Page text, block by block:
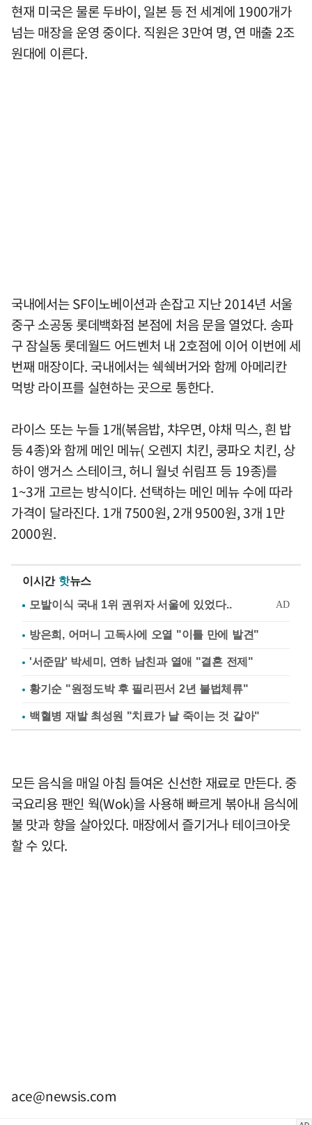
현재 미국은 물론 두바이, 일본 등 전 세계에 1900개가
넘는 매장을 운영 중이다. 직원은 3만여 명, 연 매출 2조
원대에 이른다.
국내에서는 SF이노베이션과 손잡고 지난 2014년 서울
중구 소공동 롯데백화점 본점에 처음 문을 열었다. 송파
구 잠실동 롯데월드 어드벤처 내 2호점에 이어 이번에 세
번째 매장이다. 국내에서는 쉑쉑버거와 함께 아메리칸
먹방 라이프를 실현하는 곳으로 통한다.
라이스 또는 누들 1개(볶음밥, 챠우면, 야채 믹스, 흰 밥
등 4종)와 함께 메인 메뉴( 오렌지 치킨, 쿵파오 치킨, 상
하이 앵거스 스테이크, 허니 월넛 쉬림프 등 19종)를
1~3개 고르는 방식이다. 선택하는 메인 메뉴 수에 따라
가격이 달라진다. 1개 7500원, 2개 9500원, 3개 1만
2000원.
이시간 핫뉴스
방은희, 어머니 고독사에 오열 "이틀 만에 발견"
'서준맘' 박세미, 연하 남친과 열애 "결혼 전제"
황기순 "원정도박 후 필리핀서 2년 불법체류"
백혈병 재발 최성원 "치료가 날 죽이는 것 같아"
모든 음식을 매일 아침 들여온 신선한 재료로 만든다. 중
국요리용 팬인 웍(Wok)을 사용해 빠르게 볶아내 음식에
불 맛과 향을 살아있다. 매장에서 즐기거나 테이크아웃
할 수 있다.
ace@newsis.com